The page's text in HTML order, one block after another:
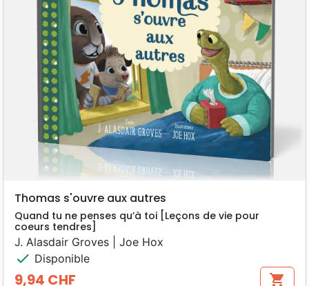
Thomas s'ouvre aux autres
Quand tu ne penses qu’à toi [Leçons de vie pour
coeurs tendres]
J. Alasdair Groves | Joe Hox
check Disponible
9,94 CHF shopping_cart